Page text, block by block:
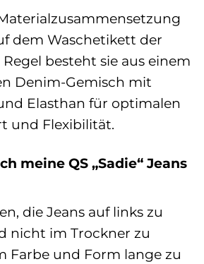
dem Waschetikett der
besteht sie aus einem
Denim-Gemisch mit
Elasthan für optimalen
und Flexibilität.
meine QS „Sadie“ Jeans
die Jeans auf links zu
nicht im Trockner zu
Farbe und Form lange zu